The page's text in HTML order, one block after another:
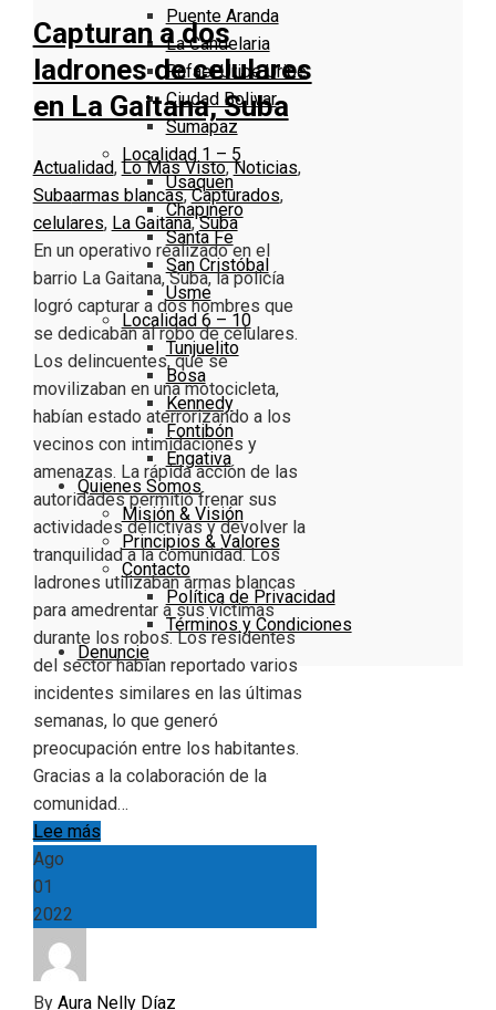
Puente Aranda
La Candelaria
Rafael Uribe Uribe
Ciudad Bolivar
Sumapaz
Localidad 1 – 5
Usaquen
Chapinero
Santa Fe
San Cristóbal
Usme
Localidad 6 – 10
Tunjuelito
Bosa
Kennedy
Fontibón
Engativa
Quienes Somos
Misión & Visión
Principios & Valores
Contacto
Política de Privacidad
Términos y Condiciones
Denuncie
Capturan a dos
ladrones de celulares
en La Gaitana, Suba
Actualidad,Lo Más Visto,Noticias,
Subaarmas blancas,Capturados,
celulares, La Gaitana,Suba
En un operativo realizado en el
barrio La Gaitana, Suba, la policía
logró capturar a dos hombres que
se dedicaban al robo de celulares.
Los delincuentes, que se
movilizaban en una motocicleta,
habían estado aterrorizando a los
vecinos con intimidaciones y
amenazas. La rápida acción de las
autoridades permitió frenar sus
actividades delictivas y devolver la
tranquilidad a la comunidad. Los
ladrones utilizaban armas blancas
para amedrentar a sus víctimas
durante los robos. Los residentes
del sector habían reportado varios
incidentes similares en las últimas
semanas, lo que generó
preocupación entre los habitantes.
Gracias a la colaboración de la
comunidad…
Lee más
Ago
01
2022
By Aura Nelly Díaz